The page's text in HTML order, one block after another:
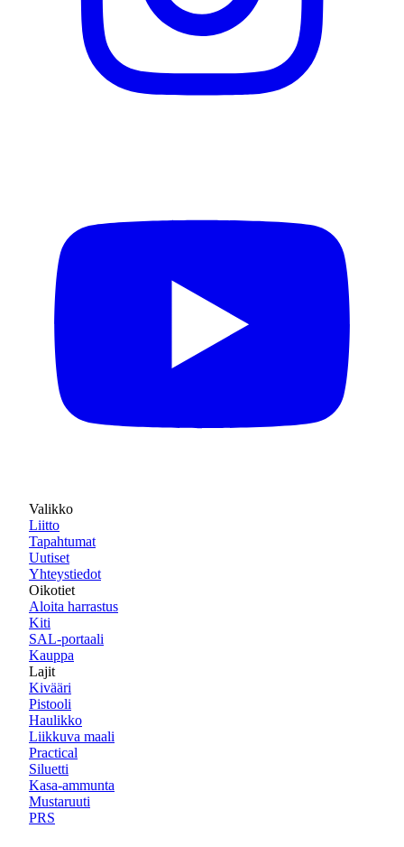
Valikko
Liitto
Tapahtumat
Uutiset
Yhteystiedot
Oikotiet
Aloita harrastus
Kiti
SAL-portaali
Kauppa
Lajit
Kivääri
Pistooli
Haulikko
Liikkuva maali
Practical
Siluetti
Kasa-ammunta
Mustaruuti
PRS